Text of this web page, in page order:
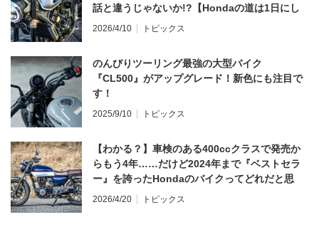
話と違うじゃないか!?【Hondaの道は1日にし
てならず／CB1000F ①第一印象 編】
2026/4/10 トピックス
のんびりツーリング最強の大型バイク
『CL500』がアップグレード！新色にも注目で
す！
2025/9/10 トピックス
【わかる？】車検のある400ccクラスで発売か
らもう4年……だけど2024年まで『ベストセラ
ー』を誇ったHondaのバイクってどれだと思
う？
2026/4/20 トピックス